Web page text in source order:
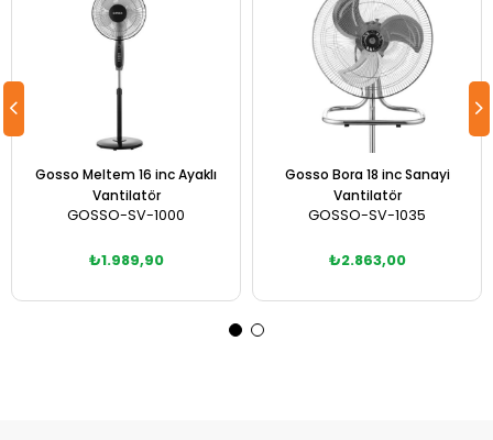
Gosso Meltem 16 inc Ayaklı
Vantilatör
GOSSO-SV-1000
₺1.989,90
Gosso Bora 18 inc Sanayi
Vantilatör
GOSSO-SV-1035
₺2.863,00